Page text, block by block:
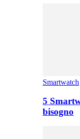
Smartwatch
5
bisogno